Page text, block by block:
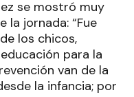
se mostró muy
la jornada: “Fue
los chicos,
para la
van de la
la infancia; por